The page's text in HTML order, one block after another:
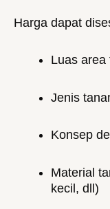
Harga dapat
Luas area
Jenis
Konsep
Material
kecil, dll)